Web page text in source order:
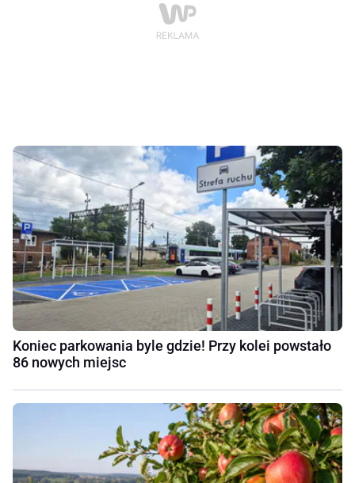
Koniec parkowania byle gdzie! Przy kolei powstało
86 nowych miejsc